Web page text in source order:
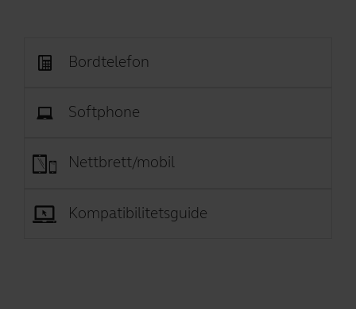
Bordtelefon
Softphone
Nettbrett/mobil
Kompatibilitetsguide